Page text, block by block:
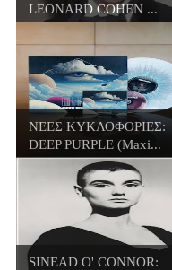
LEONARD COHEN ...
ΝΕΕΣ ΚΥΚΛΟΦΟΡΙΕΣ:
DEEP PURPLE (Maxi...
SINEAD O' CONNOR: